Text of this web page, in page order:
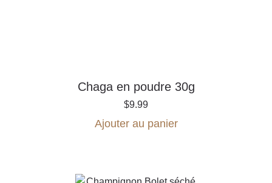
Chaga en poudre 30g
$9.99
Ajouter au panier